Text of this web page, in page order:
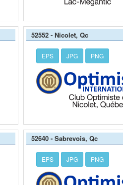
52552 - Nicolet, Qc
EPS JPG PNG
52640 - Sabrevois, Qc
EPS JPG PNG